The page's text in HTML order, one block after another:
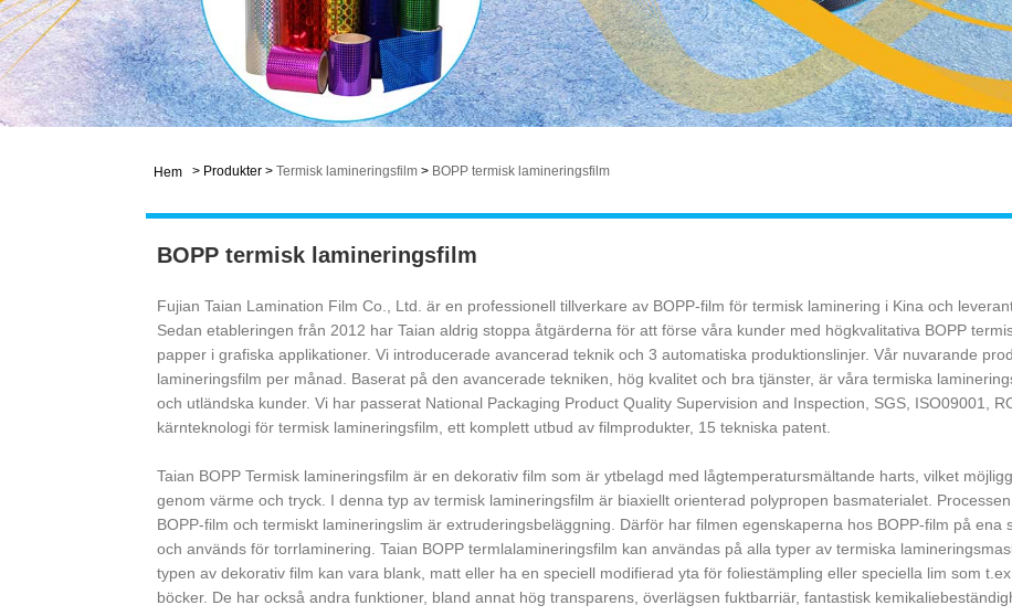
Hem > Produkter > Termisk lamineringsfilm > BOPP termisk lamineringsfilm
BOPP termisk lamineringsfilm
Fujian Taian Lamination Film Co., Ltd. är en professionell tillverkare av BOPP-film för termisk laminering i Kina och
Sedan etableringen från 2012 har Taian aldrig stoppa åtgärderna för att förse våra kunder med högkvalitativa BOPP
papper i grafiska applikationer. Vi introducerade avancerad teknik och 3 automatiska produktionslinjer. Vår nuvarande
lamineringsfilm per månad. Baserat på den avancerade tekniken, hög kvalitet och bra tjänster, är våra termiska
och utländska kunder. Vi har passerat National Packaging Product Quality Supervision and Inspection, SGS, ISO09001,
kärnteknologi för termisk lamineringsfilm, ett komplett utbud av filmprodukter, 15 tekniska patent.
Taian BOPP Termisk lamineringsfilm är en dekorativ film som är ytbelagd med lågtemperatursmältande harts, vilket
genom värme och tryck. I denna typ av termisk lamineringsfilm är biaxiellt orienterad polypropen basmaterialet.
BOPP-film och termiskt lamineringslim är extruderingsbeläggning. Därför har filmen egenskaperna hos BOPP-film på
och används för torrlaminering. Taian BOPP termlalamineringsfilm kan användas på alla typer av termiska
typen av dekorativ film kan vara blank, matt eller ha en speciell modifierad yta för foliestämpling eller speciella lim som
böcker. De har också andra funktioner, bland annat hög transparens, överlägsen fuktbarriär, fantastisk